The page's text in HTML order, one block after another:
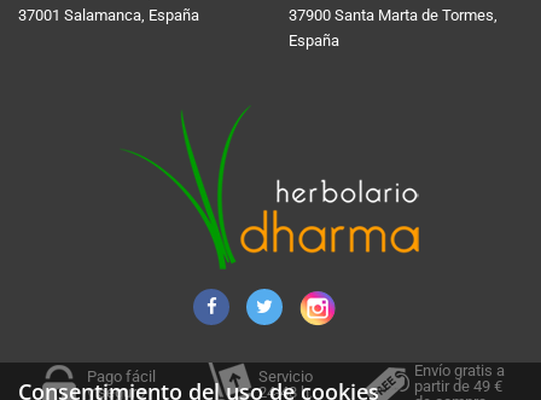
37001 Salamanca, España
37900 Santa Marta de Tormes,
España
Pago fácil
y seguro
Servicio
24-48 h.
Envío gratis a
partir de 49 €
Consentimiento del uso de cookies